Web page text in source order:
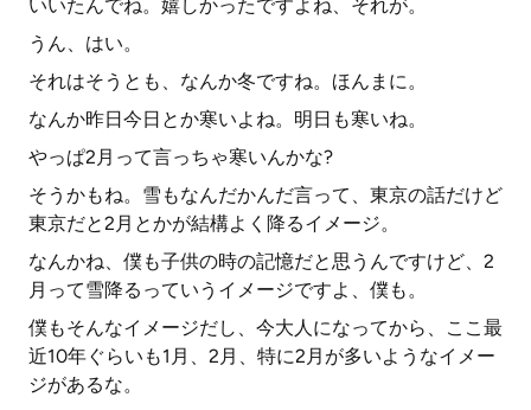
いいたんでね。嬉しかったですよね、それが。
うん、はい。
それはそうとも、なんか冬ですね。ほんまに。
なんか昨日今日とか寒いよね。明日も寒いね。
やっぱ2月って言っちゃ寒いんかな?
そうかもね。雪もなんだかんだ言って、東京の話だけど
東京だと2月とかが結構よく降るイメージ。
なんかね、僕も子供の時の記憶だと思うんですけど、2
月って雪降るっていうイメージですよ、僕も。
僕もそんなイメージだし、今大人になってから、ここ最
近10年ぐらいも1月、2月、特に2月が多いようなイメー
ジがあるな。